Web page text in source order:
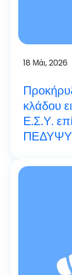
18 Μάι, 2026
κλάδου
Ε.Σ.Υ.
ΠΕΔΥΨΥ